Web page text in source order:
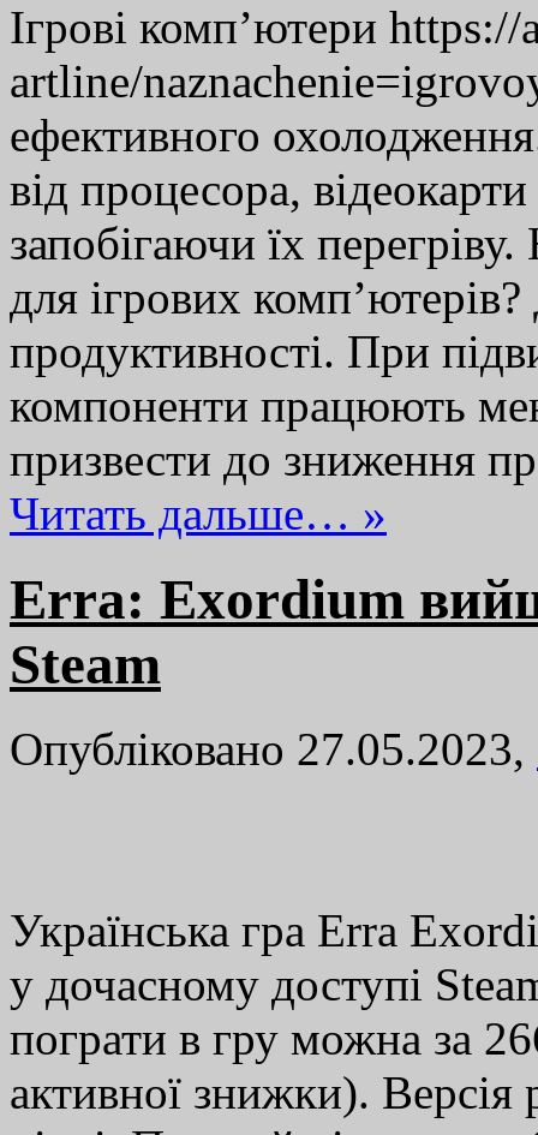
Ігрові комп’ютери
artline/
ефективного
від процесора,
запобігаючи їх
для ігрових
продуктивності. При
компоненти працюють
призвести до зниження
Читать дальше… »
Erra: Exordium
Steam
Опубліковано 27.05.2023,
Українська гра Erra
у дочасному доступі
пограти в гру можна за
активної знижки). Версія